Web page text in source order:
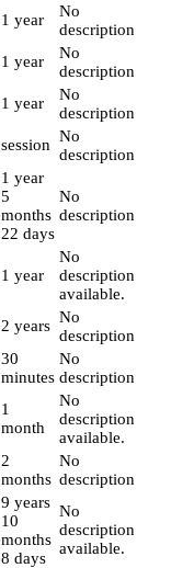
1 year
No
description
1 year
No
description
1 year
No
description
session No
description
1 year
5
months
22 days
No
description
1 year
No
description
available.
2 years No
description
30
minutes
No
description
1
month
No
description
available.
2
months
No
description
9 years
10
months
8 days
No
description
available.